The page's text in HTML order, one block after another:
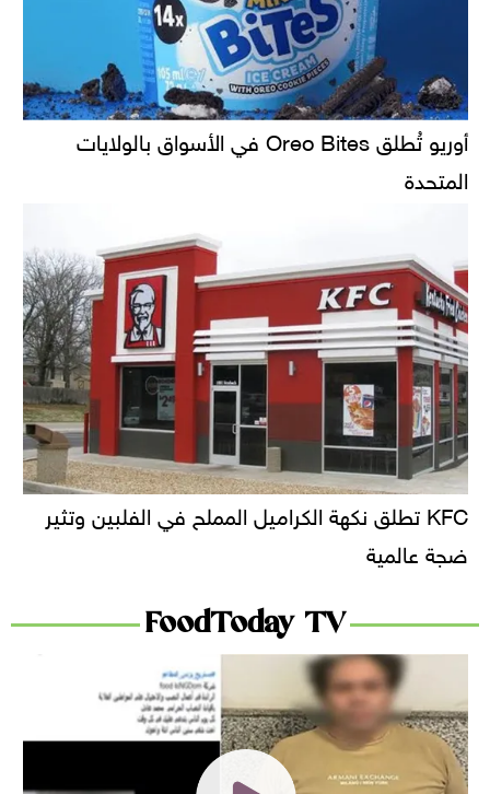
أوريو تُطلق Oreo Bites في الأسواق بالولايات
المتحدة
KFC تطلق نكهة الكراميل المملح في الفلبين وتثير
ضجة عالمية
FoodToday TV